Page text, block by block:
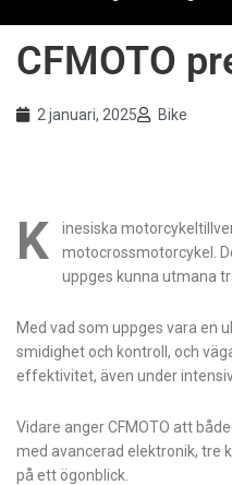
CFMOTO
2 januari, 2025 Bike
K
inesiska
motocrossmotorcykel.
uppges kunna utmana
Med vad som uppges vara en
smidighet och kontroll, och
effektivitet, även under
Vidare anger CFMOTO att
med avancerad elektronik, tre
på ett ögonblick.